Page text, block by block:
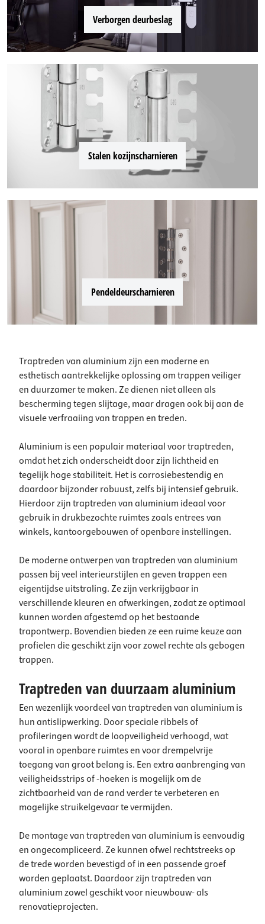
Verborgen deurbeslag
Stalen kozijnscharnieren
Pendeldeurscharnieren
Traptreden van aluminium zijn een moderne en
esthetisch aantrekkelijke oplossing om trappen veiliger
en duurzamer te maken. Ze dienen niet alleen als
bescherming tegen slijtage, maar dragen ook bij aan de
visuele verfraaiing van trappen en treden.
Aluminium is een populair materiaal voor traptreden,
omdat het zich onderscheidt door zijn lichtheid en
tegelijk hoge stabiliteit. Het is corrosiebestendig en
daardoor bijzonder robuust, zelfs bij intensief gebruik.
Hierdoor zijn traptreden van aluminium ideaal voor
gebruik in drukbezochte ruimtes zoals entrees van
winkels, kantoorgebouwen of openbare instellingen.
De moderne ontwerpen van traptreden van aluminium
passen bij veel interieurstijlen en geven trappen een
eigentijdse uitstraling. Ze zijn verkrijgbaar in
verschillende kleuren en afwerkingen, zodat ze optimaal
kunnen worden afgestemd op het bestaande
trapontwerp. Bovendien bieden ze een ruime keuze aan
profielen die geschikt zijn voor zowel rechte als gebogen
trappen.
Traptreden van duurzaam aluminium
Een wezenlijk voordeel van traptreden van aluminium is
hun antislipwerking. Door speciale ribbels of
profileringen wordt de loopveiligheid verhoogd, wat
vooral in openbare ruimtes en voor drempelvrije
toegang van groot belang is. Een extra aanbrenging van
veiligheidsstrips of -hoeken is mogelijk om de
zichtbaarheid van de rand verder te verbeteren en
mogelijke struikelgevaar te vermijden.
De montage van traptreden van aluminium is eenvoudig
en ongecompliceerd. Ze kunnen ofwel rechtstreeks op
de trede worden bevestigd of in een passende groef
worden geplaatst. Daardoor zijn traptreden van
aluminium zowel geschikt voor nieuwbouw- als
renovatieprojecten.